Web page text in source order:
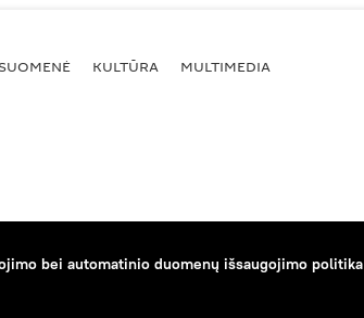
KULTŪRA MULTIMEDIA
bei automatinio duomenų išsaugojimo politika